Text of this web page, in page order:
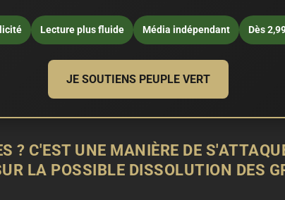
Lecture plus fluide Média indépendant Dès
JE SOUTIENS PEUPLE VERT
? C'EST UNE MANIÈRE DE
LA POSSIBLE DISSOLUTION DES